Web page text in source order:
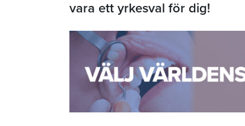
vara ett yrkesval för dig!